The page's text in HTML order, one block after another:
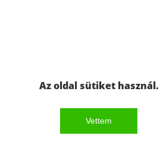
Az oldal sütiket használ.
Vettem